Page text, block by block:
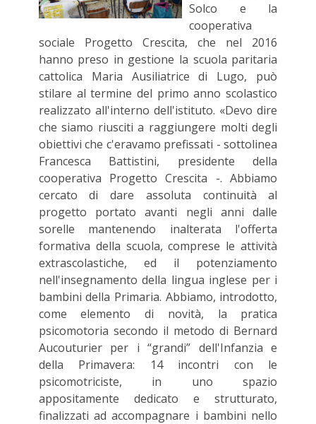
Solco e la
cooperativa
sociale Progetto Crescita, che nel 2016
hanno preso in gestione la scuola paritaria
cattolica Maria Ausiliatrice di Lugo, può
stilare al termine del primo anno scolastico
realizzato all'interno dell'istituto. «Devo dire
che siamo riusciti a raggiungere molti degli
obiettivi che c'eravamo prefissati - sottolinea
Francesca Battistini, presidente della
cooperativa Progetto Crescita -. Abbiamo
cercato di dare assoluta continuità al
progetto portato avanti negli anni dalle
sorelle mantenendo inalterata l'offerta
formativa della scuola, comprese le attività
extrascolastiche, ed il potenziamento
nell'insegnamento della lingua inglese per i
bambini della Primaria. Abbiamo, introdotto,
come elemento di novità, la pratica
psicomotoria secondo il metodo di Bernard
Aucouturier per i “grandi” dell'Infanzia e
della Primavera: 14 incontri con le
psicomotriciste, in uno spazio
appositamente dedicato e strutturato,
finalizzati ad accompagnare i bambini nello